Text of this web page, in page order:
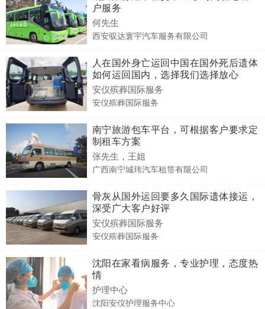
户服务
何先生
西安驭达寰宇汽车服务有限公司
人在国外身亡运回中国在国外死后遗体
如何运回国内，选择我们选择放心
安仪殡葬国际服务
安仪殡葬国际服务
南宁旅游包车平台，可根据客户要求定
制租车方案
张先生，王姐
广西南宁城玮汽车租赁有限公司
骨灰从国外运回要多久国际遗体接运，
深受广大客户好评
安仪殡葬国际服务
安仪殡葬国际服务
沈阳在家看病服务，专业护理，态度热
情
护理中心
沈阳安仪护理服务中心